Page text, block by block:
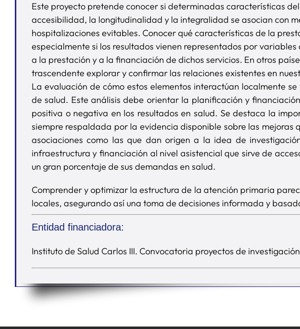
Este proyecto pretende conocer si determinadas características
accesibilidad, la longitudinalidad y la integralidad se asocian con
hospitalizaciones evitables. Conocer qué características de la
especialmente si los resultados vienen representados por
a la prestación y a la financiación de dichos servicios. En otros
trascendente explorar y confirmar las relaciones existentes en
La evaluación de cómo estos elementos interactúan localmente
de salud. Este análisis debe orientar la planificación y
positiva o negativa en los resultados en salud. Se destaca la
siempre respaldada por la evidencia disponible sobre las
asociaciones como las que dan origen a la idea de
infraestructura y financiación al nivel asistencial que sirve de
un gran porcentaje de sus demandas en salud.
Comprender y optimizar la estructura de la atención primaria
locales, asegurando así una toma de decisiones informada y
Entidad financiadora:
Instituto de Salud Carlos III. Convocatoria proyectos de